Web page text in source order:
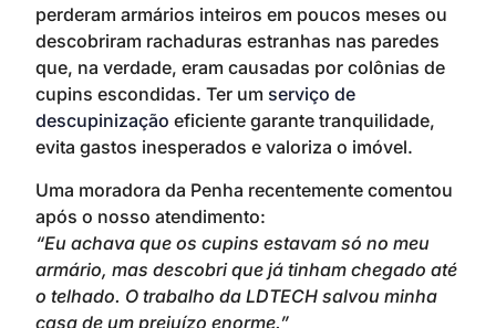
perderam armários inteiros em poucos meses ou
descobriram rachaduras estranhas nas paredes
que, na verdade, eram causadas por colônias de
cupins escondidas. Ter um serviço de
descupinização eficiente garante tranquilidade,
evita gastos inesperados e valoriza o imóvel.
Uma moradora da Penha recentemente comentou
após o nosso atendimento:
“Eu achava que os cupins estavam só no meu
armário, mas descobri que já tinham chegado até
o telhado. O trabalho da LDTECH salvou minha
casa de um prejuízo enorme.”